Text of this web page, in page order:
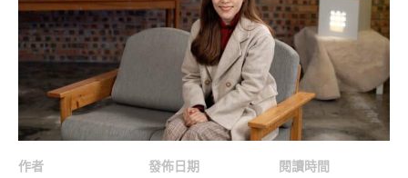
作者
發佈日期
閱讀時間